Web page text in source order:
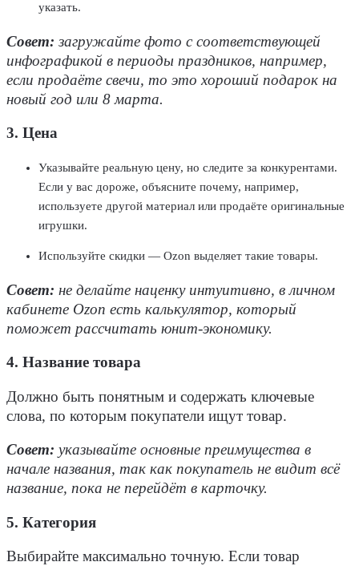
указать.
Совет: загружайте фото с соответствующей
инфографикой в периоды праздников, например,
если продаёте свечи, то это хороший подарок на
новый год или 8 марта.
3. Цена
Указывайте реальную цену, но следите за конкурентами.
Если у вас дороже, объясните почему, например,
используете другой материал или продаёте оригинальные
игрушки.
Используйте скидки — Ozon выделяет такие товары.
Совет: не делайте наценку интуитивно, в личном
кабинете Ozon есть калькулятор, который
поможет рассчитать юнит-экономику.
4. Название товара
Должно быть понятным и содержать ключевые
слова, по которым покупатели ищут товар.
Совет: указывайте основные преимущества в
начале названия, так как покупатель не видит всё
название, пока не перейдёт в карточку.
5. Категория
Выбирайте максимально точную. Если товар